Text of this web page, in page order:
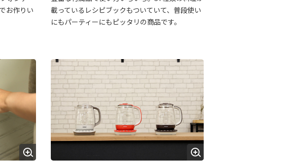
お作りい
載っているレシピブックもついていて、普段使い
にもパーティーにもピッタリの商品です。